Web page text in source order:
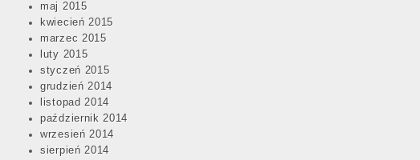
maj 2015
kwiecień 2015
marzec 2015
luty 2015
styczeń 2015
grudzień 2014
listopad 2014
październik 2014
wrzesień 2014
sierpień 2014